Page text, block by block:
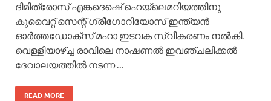
ദിമിത്രോസ്‌ എങ്കദെഷെ് ഹെയ്‌ലെമറിയത്തിനു
കുവൈറ്റ്‌ സെന്റ്‌ ഗ്രീഗോറിയോസ്‌ ഇന്ത്യൻ
ഓർത്തഡോക്സ്‌ മഹാ ഇടവക സ്വീകരണം നൽകി.
വെള്ളിയാഴ്ച്ച രാവിലെ നാഷണൽ ഇവഞ്ചലിക്കൽ
ദേവാലയത്തിൽ നടന്ന …
READ MORE